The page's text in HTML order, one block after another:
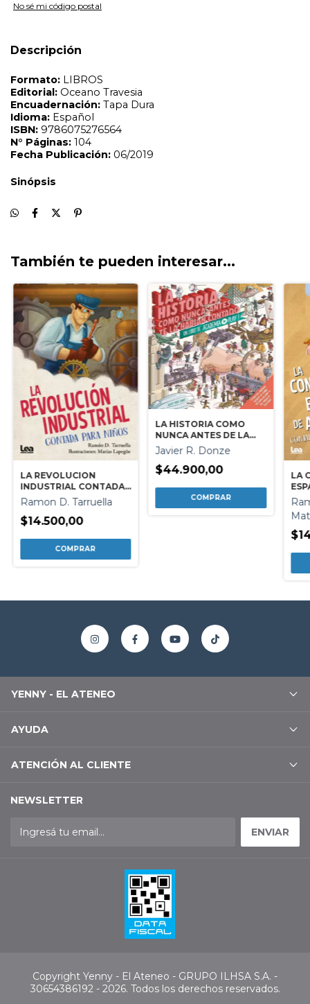
No sé mi código postal
Descripción
Sinópsis
También te pueden interesar...
LA REVOLUCION
INDUSTRIAL CONTADA
PARA NIÑOS
Ramon D. Tarruella
$14.500,00
LA HISTORIA COMO
NUNCA ANTES DE LA
HABIAN CONTADO
Javier R. Donze
$44.900,00
LA
YENNY - EL ATENEO
AYUDA
ATENCIÓN AL CLIENTE
NEWSLETTER
Copyright Yenny - El Ateneo - GRUPO ILHSA S.A. -
30654386192 - 2026. Todos los derechos reservados.